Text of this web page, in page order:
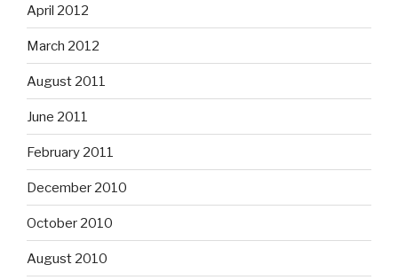
April 2012
March 2012
August 2011
June 2011
February 2011
December 2010
October 2010
August 2010